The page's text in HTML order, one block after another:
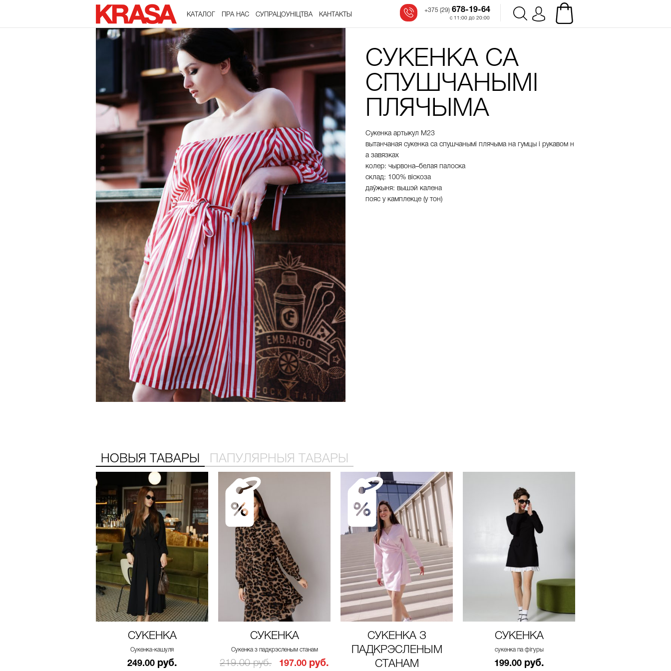
КАТАЛОГ ПРА НАС СУПРАЦОЎНІЦТВА КАНТАКТЫ
+375 (29) 678-19-64‬
с 11:00 до 20:00
СУКЕНКА СА
СПУШЧАНЫМІ
ПЛЯЧЫМА
Сукенка артыкул М23
вытанчаная сукенка са спушчанымі плячыма на гумцы і рукавом н
а завязках
колер: чырвона–белая палоска
склад: 100% віскоза
даўжыня: вышэй калена
пояс у камплекце (у тон)
НОВЫЯ ТАВАРЫ ПАПУЛЯРНЫЯ ТАВАРЫ
СУКЕНКА
Сукенка-кашуля
249.00 руб.
СУКЕНКА
Сукенка з падкрэсленым станам
219.00 руб. 197.00 руб.
СУКЕНКА З
ПАДКРЭСЛЕНЫМ
СТАНАМ
СУКЕНКА
сукенка па фігуры
199.00 руб.